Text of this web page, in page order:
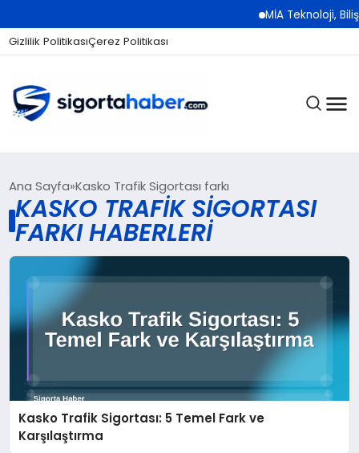
MİA Teknoloji,
Gizlilik PolitikasıÇerez Politikası
SIGORTA
BES / HAYAT
EKONOMI
BILIM VE TEKNOLOJI
Ana Sayfa Kasko Trafik Sigortası farkı
KASKO TRAFIK SIGORTASI
FARKI HABERLERI
Kasko Trafik Sigortası: 5 Temel Fark ve
Karşılaştırma